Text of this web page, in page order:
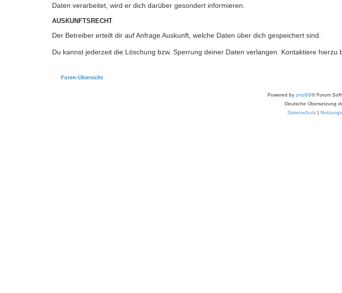
Daten verarbeitet, wird er dich darüber gesondert informieren.
AUSKUNFTSRECHT
Der Betreiber erteilt dir auf Anfrage Auskunft, welche Daten über dich gespeichert sind.
Du kannst jederzeit die Löschung bzw. Sperrung deiner Daten verlangen. Kontaktiere hierzu
Foren-Übersicht
Powered by phpBB® Forum
Deutsche Übersetzung
Datenschutz|